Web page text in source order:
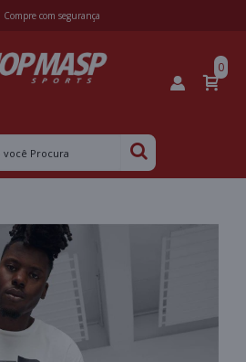
Compre com segurança
0